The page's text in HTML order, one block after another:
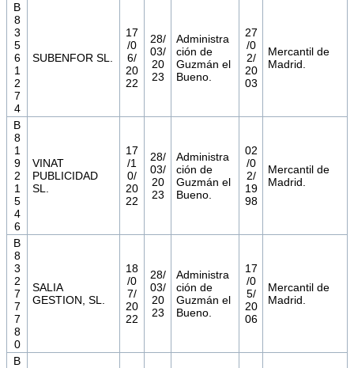
B
8
3
5
6
1
2
7
4
SUBENFOR SL.
17
/0
6/
20
22
28/
03/
20
23
Administra
ción de
Guzmán el
Bueno.
27
/0
2/
20
03
Mercantil de
Madrid.
B
8
1
9
2
1
5
4
6
VINAT
PUBLICIDAD
SL.
17
/1
0/
20
22
28/
03/
20
23
Administra
ción de
Guzmán el
Bueno.
02
/0
2/
19
98
Mercantil de
Madrid.
B
8
3
2
7
7
7
8
0
SALIA
GESTION, SL.
18
/0
7/
20
22
28/
03/
20
23
Administra
ción de
Guzmán el
Bueno.
17
/0
5/
20
06
Mercantil de
Madrid.
B